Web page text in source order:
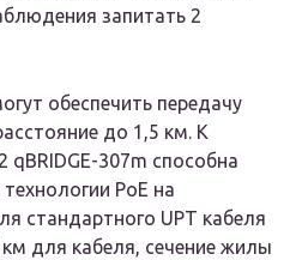
запитать 2
обеспечить передачу
до 1,5 км. К
qBRIDGE-307m способна
РоЕ на
стандартного UPT кабеля
для кабеля, сечение жилы